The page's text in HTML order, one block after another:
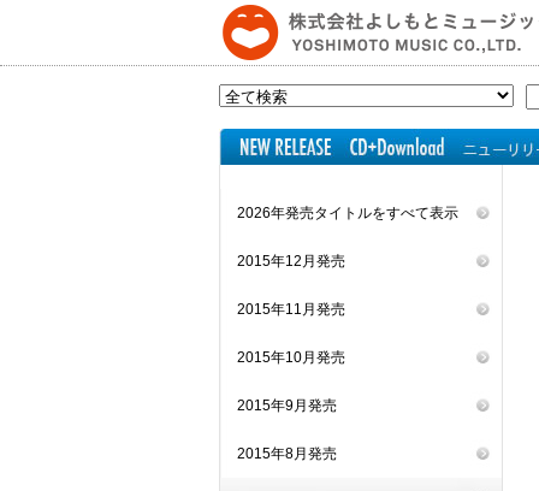
2026年発売タイトルをすべて表示
2015年12月発売
2015年11月発売
2015年10月発売
2015年9月発売
2015年8月発売